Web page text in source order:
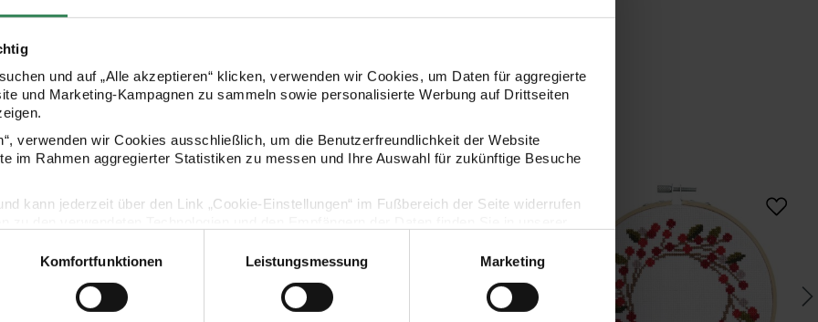
und auf „Alle akzeptieren“ klicken, verwenden wir Cookies, um Daten für aggregierte
und Marketing-Kampagnen zu sammeln sowie personalisierte Werbung auf Drittseiten
verwenden wir Cookies ausschließlich, um die Benutzerfreundlichkeit der Website
im Rahmen aggregierter Statistiken zu messen und Ihre Auswahl für zukünftige Besuche
kann jederzeit über den Link „Cookie-Einstellungen“ im Fußbereich der Seite widerrufen
Vertrag widerrufen
Komfortfunktionen Leistungsmessung Marketing
KAUFEMPFEHLUNG
SET SET
Stickpackung Beerenkranz Bild Ø 15cm
SET
Stickpackung